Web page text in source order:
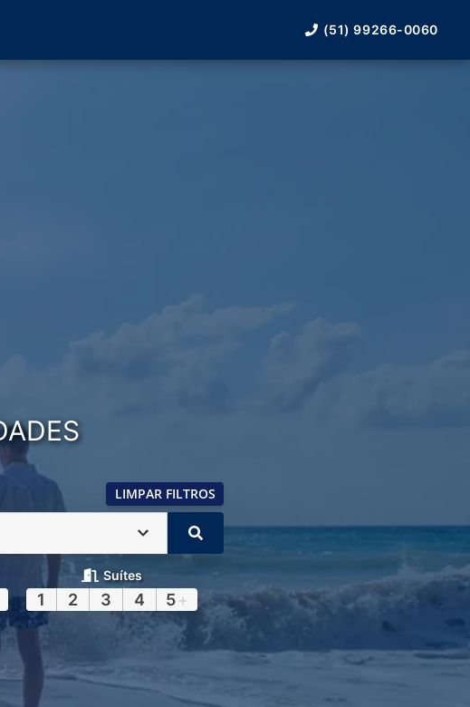
(51) 99266-0060
LIMPAR FILTROS
Suítes
1 2 3 4 5+